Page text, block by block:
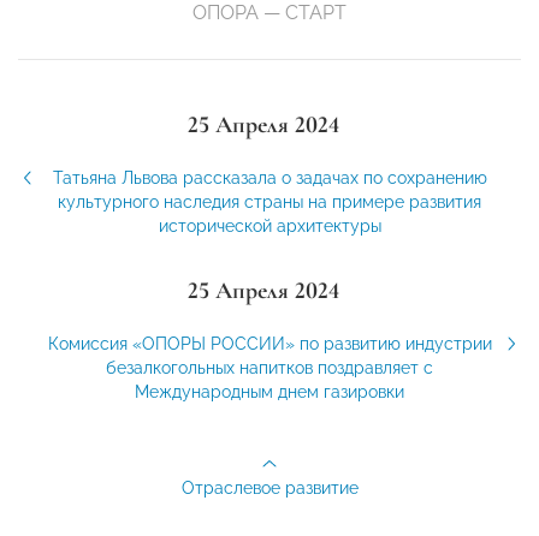
ОПОРА — СТАРТ
25 Апреля 2024
Татьяна Львова рассказала о задачах по сохранению
культурного наследия страны на примере развития
исторической архитектуры
25 Апреля 2024
Комиссия «ОПОРЫ РОССИИ» по развитию индустрии
безалкогольных напитков поздравляет с
Международным днем газировки
Отраслевое развитие